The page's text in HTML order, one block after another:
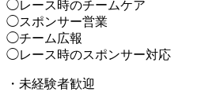
◯レース時のチームケア
◯スポンサー営業
◯チーム広報
◯レース時のスポンサー対応
・未経験者歓迎